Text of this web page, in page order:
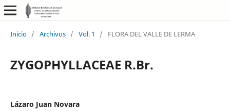
Inicio / Archivos / Vol. 1 / FLORA DEL VALLE DE LERMA
ZYGOPHYLLACEAE R.Br.
Lázaro Juan Novara